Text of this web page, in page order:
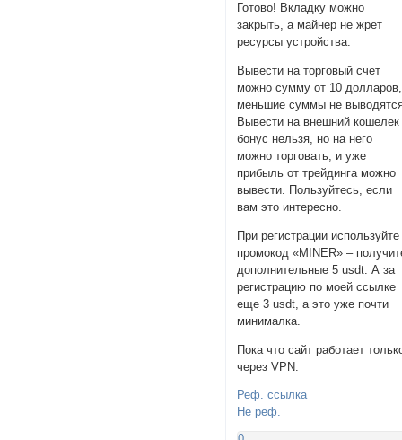
Готово! Вкладку можно
закрыть, а майнер не жрет
ресурсы устройства.
Вывести на торговый счет
можно сумму от 10 долларов,
меньшие суммы не
Вывести на внешний кошелек
бонус нельзя, но на него
можно торговать, и уже
прибыль от трейдинга можно
вывести. Пользуйтесь, если
вам это интересно.
При регистрации используйте
промокод «MINER» –
дополнительные 5 usdt. А за
регистрацию по моей ссылке
еще 3 usdt, а это уже почти
минималка.
Пока что сайт работает
через VPN.
Реф. ссылка
Не реф.